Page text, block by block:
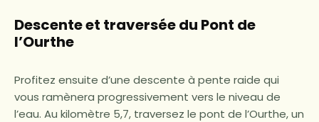
Descente et traversée du Pont de
l’Ourthe
Profitez ensuite d’une descente à pente raide qui
vous ramènera progressivement vers le niveau de
l’eau. Au kilomètre 5,7, traversez le pont de l’Ourthe, un